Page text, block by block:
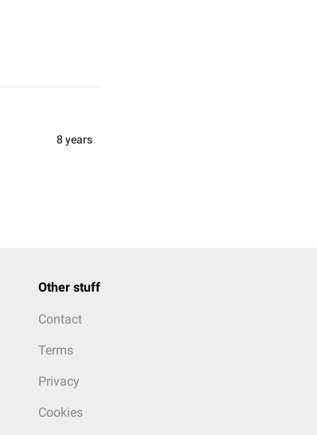
8 years
Other stuff
Contact
Terms
Privacy
Cookies